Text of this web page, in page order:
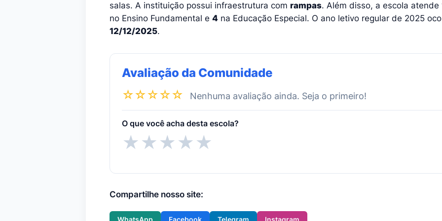
salas. A instituição possui infraestrutura com rampas. Além disso, a escola atende
no Ensino Fundamental e 4 na Educação Especial. O ano letivo regular de 2025
12/12/2025.
Avaliação da Comunidade
☆☆☆☆☆
Nenhuma avaliação ainda. Seja o primeiro!
O que você acha desta escola?
★★★★★
Compartilhe nosso site: